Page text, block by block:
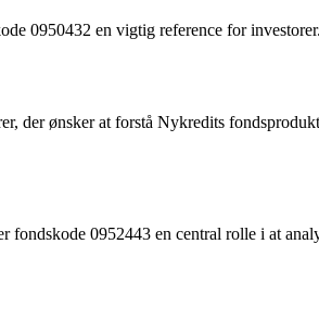
0950432 en vigtig reference for
der ønsker at forstå Nykredits
0952443 en central rolle i at